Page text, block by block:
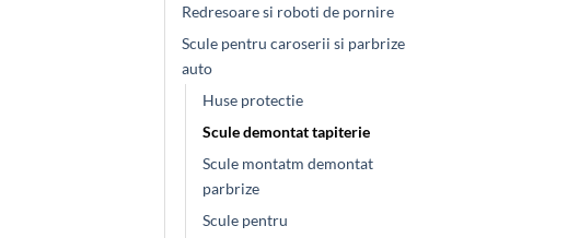
Redresoare si roboti de pornire
Scule pentru caroserii si parbrize
auto
Huse protectie
Scule demontat tapiterie
Scule montatm demontat
parbrize
Scule pentru